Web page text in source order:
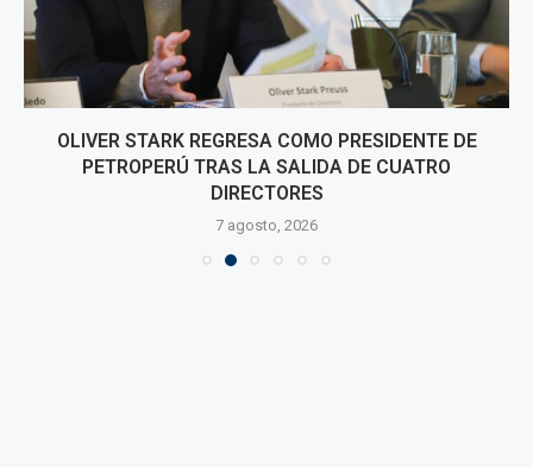
OLIVER STARK REGRESA COMO PRESIDENTE DE
PETROPERÚ TRAS LA SALIDA DE CUATRO
DIRECTORES
7 agosto, 2026